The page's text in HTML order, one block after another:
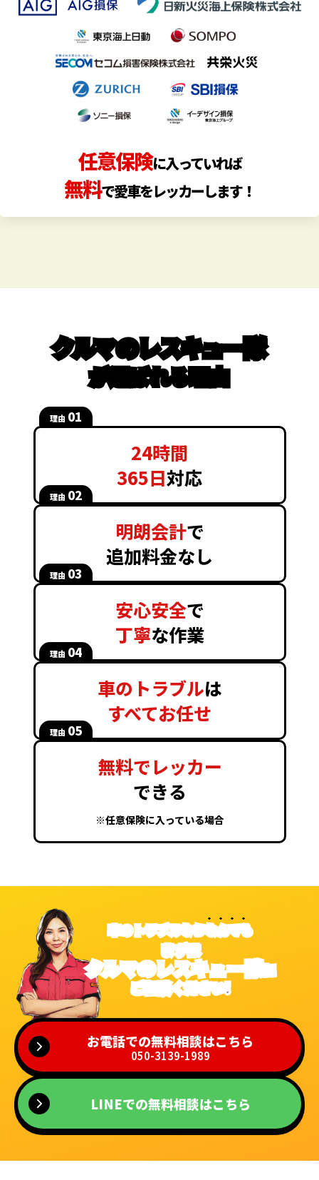
任意保険に入っていれば
無料で愛車をレッカーします！
クルマのレスキュー隊
が選ばれる理由
理由 01
24時間
365日対応
理由 02
明朗会計で
追加料金なし
理由 03
安心安全で
丁寧な作業
理由 04
車のトラブルは
すべてお任せ
理由 05
無料でレッカー
できる
※任意保険に入っている場合
車のトラブルならなんでも
まずは
クルマのレスキュー隊
に
ご相談ください!
お電話での無料相談はこちら
050-3139-1989
LINEでの無料相談はこちら